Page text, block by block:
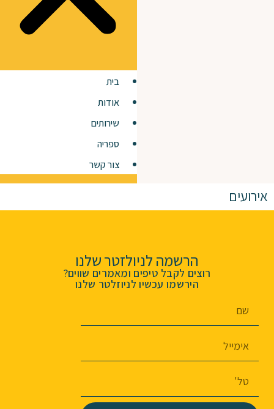
בית
אודות
שירותים
ספריה
צור קשר
אירועים
הרשמה לניולזטר שלנו
רוצים לקבל טיפים ומאמרים שווים?
הירשמו עכשיו לניוזלטר שלנו